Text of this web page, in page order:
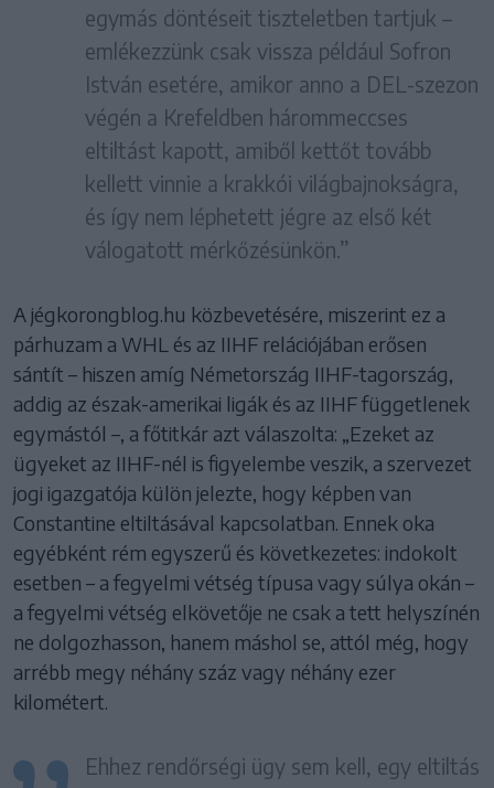
egymás döntéseit tiszteletben tartjuk –
emlékezzünk csak vissza például Sofron
István esetére, amikor anno a DEL-szezon
végén a Krefeldben hárommeccses
eltiltást kapott, amiből kettőt tovább
kellett vinnie a krakkói világbajnokságra,
és így nem léphetett jégre az első két
válogatott mérkőzésünkön.”
A jégkorongblog.hu közbevetésére, miszerint ez a
párhuzam a WHL és az IIHF relációjában erősen
sántít – hiszen amíg Németország IIHF-tagország,
addig az észak-amerikai ligák és az IIHF függetlenek
egymástól –, a főtitkár azt válaszolta: „Ezeket az
ügyeket az IIHF-nél is figyelembe veszik, a szervezet
jogi igazgatója külön jelezte, hogy képben van
Constantine eltiltásával kapcsolatban. Ennek oka
egyébként rém egyszerű és következetes: indokolt
esetben – a fegyelmi vétség típusa vagy súlya okán –
a fegyelmi vétség elkövetője ne csak a tett helyszínén
ne dolgozhasson, hanem máshol se, attól még, hogy
arrébb megy néhány száz vagy néhány ezer
kilométert.
Ehhez rendőrségi ügy sem kell, egy eltiltás